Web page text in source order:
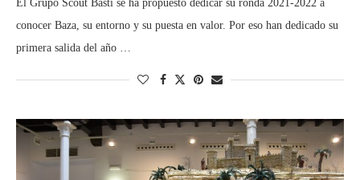
El Grupo Scout Basti se ha propuesto dedicar su ronda 2021-2022 a
conocer Baza, su entorno y su puesta en valor. Por eso han dedicado su
primera salida del año …